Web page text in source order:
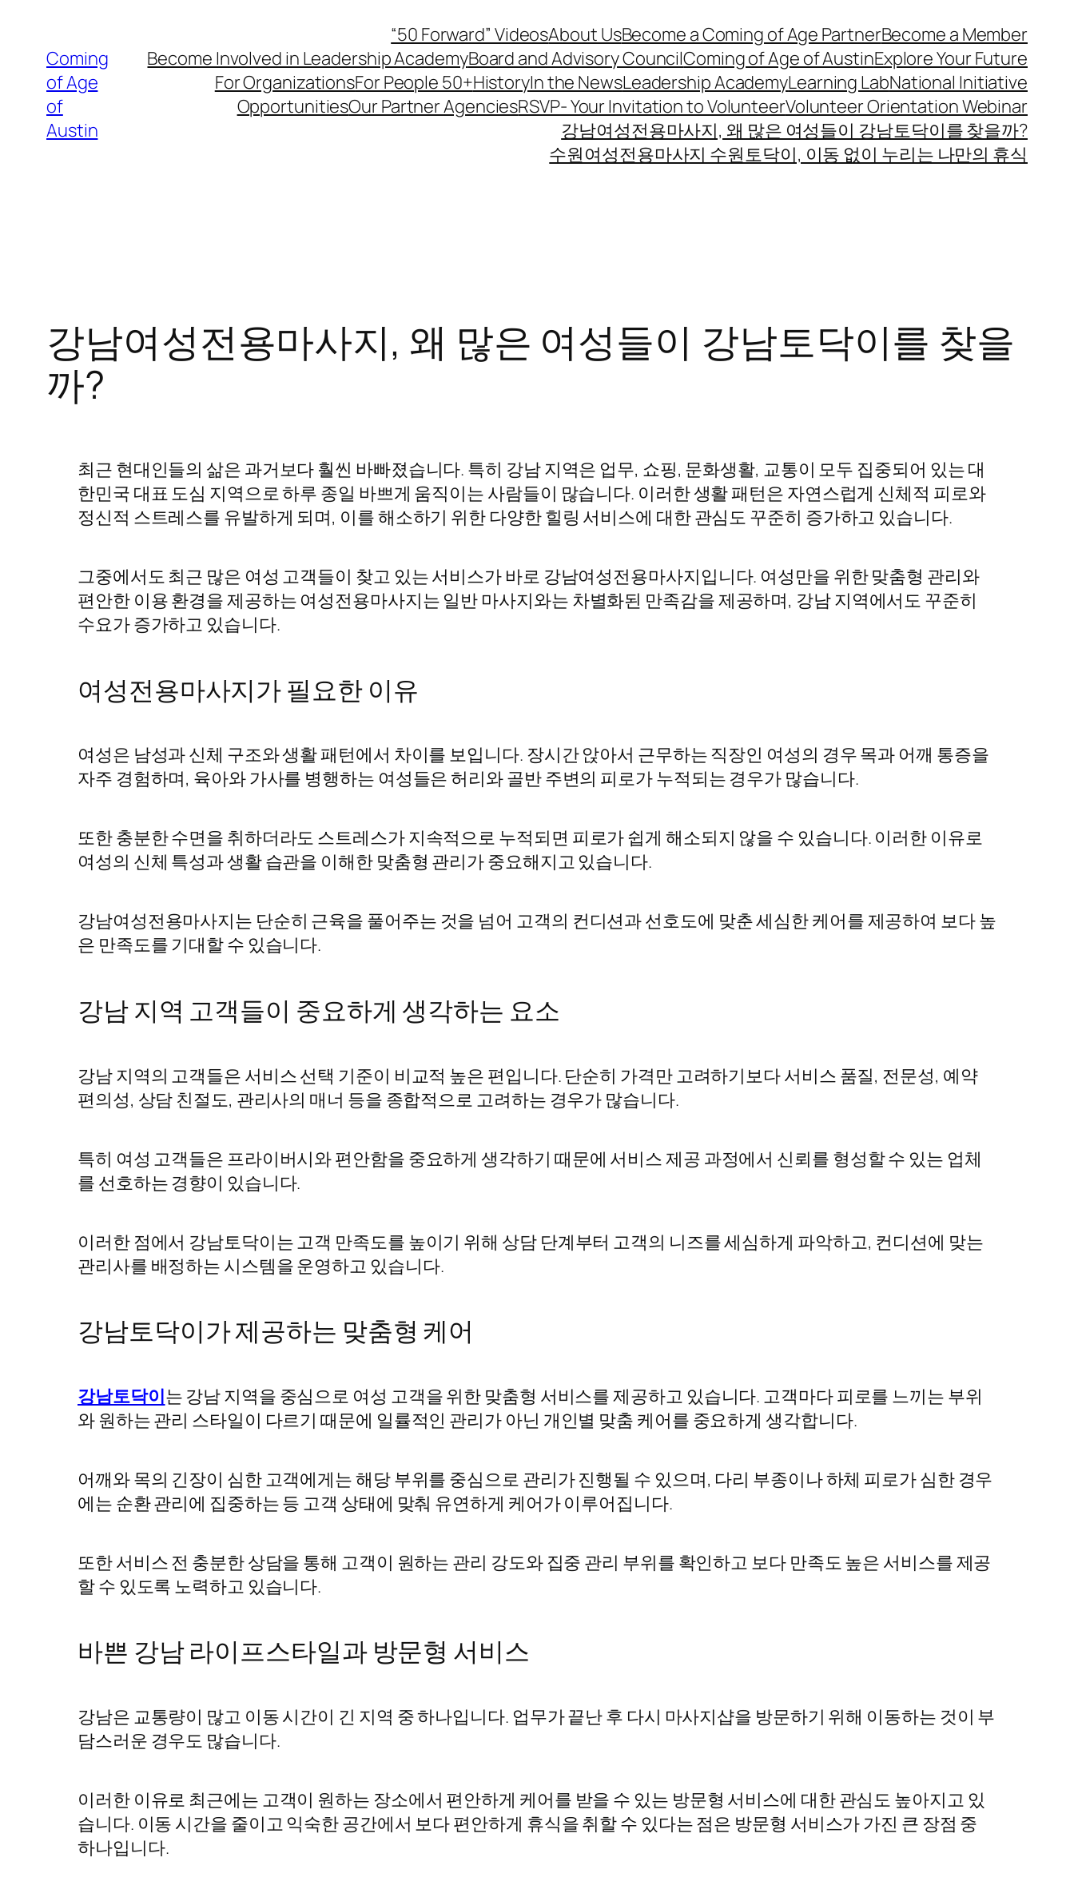
contentComing
of Age
of
Austin
“50 Forward” VideosAbout UsBecome a Coming of Age PartnerBecome a Member
Become Involved in Leadership AcademyBoard and Advisory CouncilComing of Age of AustinExplore Your Future
For OrganizationsFor People 50+HistoryIn the NewsLeadership AcademyLearning LabNational Initiative
OpportunitiesOur Partner AgenciesRSVP- Your Invitation to VolunteerVolunteer Orientation Webinar
강남여성전용마사지, 왜 많은 여성들이 강남토닥이를 찾을까?
수원여성전용마사지 수원토닥이, 이동 없이 누리는 나만의 휴식
강남여성전용마사지, 왜 많은 여성들이 강남토닥이를 찾을
까?
최근 현대인들의 삶은 과거보다 훨씬 바빠졌습니다. 특히 강남 지역은 업무, 쇼핑, 문화생활, 교통이 모두 집중되어 있는 대
한민국 대표 도심 지역으로 하루 종일 바쁘게 움직이는 사람들이 많습니다. 이러한 생활 패턴은 자연스럽게 신체적 피로와
정신적 스트레스를 유발하게 되며, 이를 해소하기 위한 다양한 힐링 서비스에 대한 관심도 꾸준히 증가하고 있습니다.
그중에서도 최근 많은 여성 고객들이 찾고 있는 서비스가 바로 강남여성전용마사지입니다. 여성만을 위한 맞춤형 관리와
편안한 이용 환경을 제공하는 여성전용마사지는 일반 마사지와는 차별화된 만족감을 제공하며, 강남 지역에서도 꾸준히
수요가 증가하고 있습니다.
여성전용마사지가 필요한 이유
여성은 남성과 신체 구조와 생활 패턴에서 차이를 보입니다. 장시간 앉아서 근무하는 직장인 여성의 경우 목과 어깨 통증을
자주 경험하며, 육아와 가사를 병행하는 여성들은 허리와 골반 주변의 피로가 누적되는 경우가 많습니다.
또한 충분한 수면을 취하더라도 스트레스가 지속적으로 누적되면 피로가 쉽게 해소되지 않을 수 있습니다. 이러한 이유로
여성의 신체 특성과 생활 습관을 이해한 맞춤형 관리가 중요해지고 있습니다.
강남여성전용마사지는 단순히 근육을 풀어주는 것을 넘어 고객의 컨디션과 선호도에 맞춘 세심한 케어를 제공하여 보다 높
은 만족도를 기대할 수 있습니다.
강남 지역 고객들이 중요하게 생각하는 요소
강남 지역의 고객들은 서비스 선택 기준이 비교적 높은 편입니다. 단순히 가격만 고려하기보다 서비스 품질, 전문성, 예약
편의성, 상담 친절도, 관리사의 매너 등을 종합적으로 고려하는 경우가 많습니다.
특히 여성 고객들은 프라이버시와 편안함을 중요하게 생각하기 때문에 서비스 제공 과정에서 신뢰를 형성할 수 있는 업체
를 선호하는 경향이 있습니다.
이러한 점에서 강남토닥이는 고객 만족도를 높이기 위해 상담 단계부터 고객의 니즈를 세심하게 파악하고, 컨디션에 맞는
관리사를 배정하는 시스템을 운영하고 있습니다.
강남토닥이가 제공하는 맞춤형 케어
강남토닥이는 강남 지역을 중심으로 여성 고객을 위한 맞춤형 서비스를 제공하고 있습니다. 고객마다 피로를 느끼는 부위
와 원하는 관리 스타일이 다르기 때문에 일률적인 관리가 아닌 개인별 맞춤 케어를 중요하게 생각합니다.
어깨와 목의 긴장이 심한 고객에게는 해당 부위를 중심으로 관리가 진행될 수 있으며, 다리 부종이나 하체 피로가 심한 경우
에는 순환 관리에 집중하는 등 고객 상태에 맞춰 유연하게 케어가 이루어집니다.
또한 서비스 전 충분한 상담을 통해 고객이 원하는 관리 강도와 집중 관리 부위를 확인하고 보다 만족도 높은 서비스를 제공
할 수 있도록 노력하고 있습니다.
바쁜 강남 라이프스타일과 방문형 서비스
강남은 교통량이 많고 이동 시간이 긴 지역 중 하나입니다. 업무가 끝난 후 다시 마사지샵을 방문하기 위해 이동하는 것이 부
담스러운 경우도 많습니다.
이러한 이유로 최근에는 고객이 원하는 장소에서 편안하게 케어를 받을 수 있는 방문형 서비스에 대한 관심도 높아지고 있
습니다. 이동 시간을 줄이고 익숙한 공간에서 보다 편안하게 휴식을 취할 수 있다는 점은 방문형 서비스가 가진 큰 장점 중
하나입니다.